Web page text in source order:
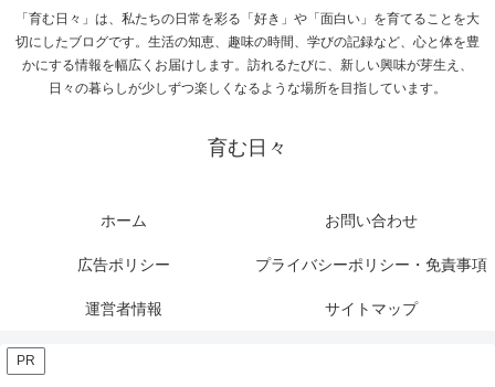
「育む日々」は、私たちの日常を彩る「好き」や「面白い」を育てることを大
切にしたブログです。生活の知恵、趣味の時間、学びの記録など、心と体を豊
かにする情報を幅広くお届けします。訪れるたびに、新しい興味が芽生え、
日々の暮らしが少しずつ楽しくなるような場所を目指しています。
育む日々
ホーム お問い合わせ
広告ポリシー プライバシーポリシー・免責事項
運営者情報 サイトマップ
PR